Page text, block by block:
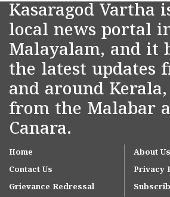
Kasaragod Vartha
local news portal
Malayalam, and it
the latest updates
and around
from the Malabar
Canara.
Home
About Us
Contact Us
Privacy
Grievance Redressal